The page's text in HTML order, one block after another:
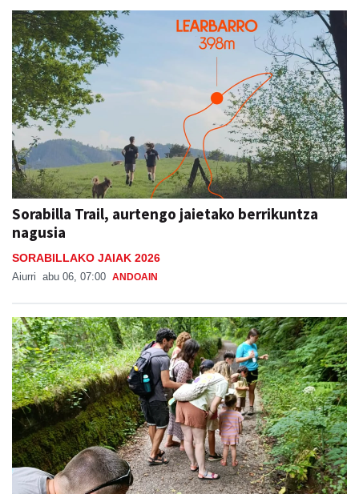
Sorabilla Trail, aurtengo jaietako berrikuntza
nagusia
SORABILLAKO JAIAK 2026
Aiurri abu 06, 07:00 ANDOAIN